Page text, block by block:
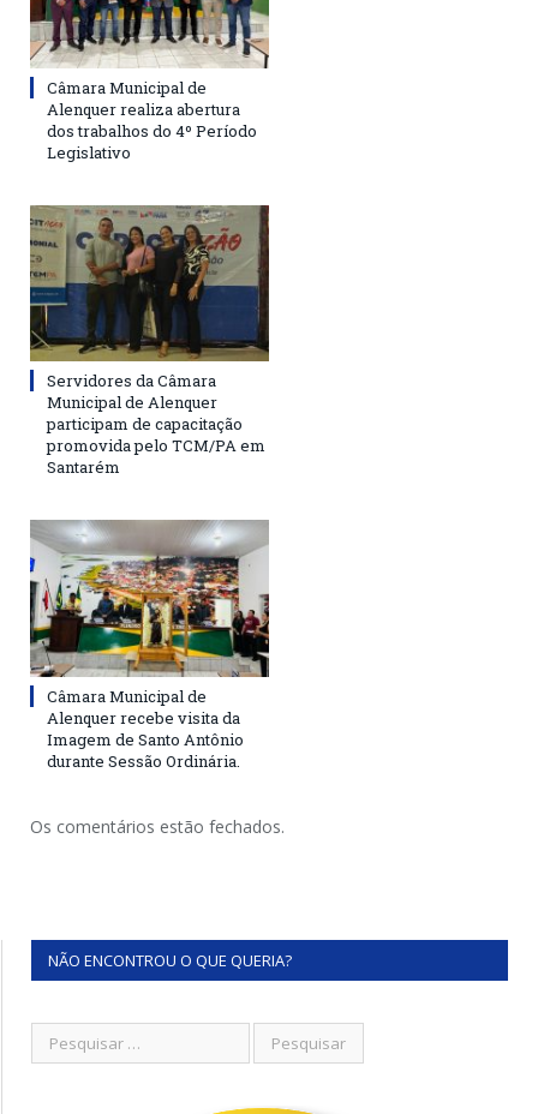
Câmara Municipal de
Alenquer realiza abertura
dos trabalhos do 4º Período
Legislativo
Servidores da Câmara
Municipal de Alenquer
participam de capacitação
promovida pelo TCM/PA em
Santarém
Câmara Municipal de
Alenquer recebe visita da
Imagem de Santo Antônio
durante Sessão Ordinária.
Os comentários estão fechados.
NÃO ENCONTROU O QUE QUERIA?